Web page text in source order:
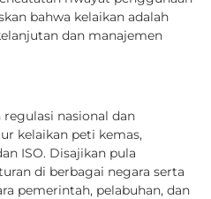
bahwa kelaikan adalah
dan manajemen
nasional dan
kelaikan peti kemas,
ISO. Disajikan pula
di berbagai negara serta
pemerintah, pelabuhan, dan